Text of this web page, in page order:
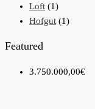
Loft (1)
Hofgut (1)
Featured
3.750.000,00€